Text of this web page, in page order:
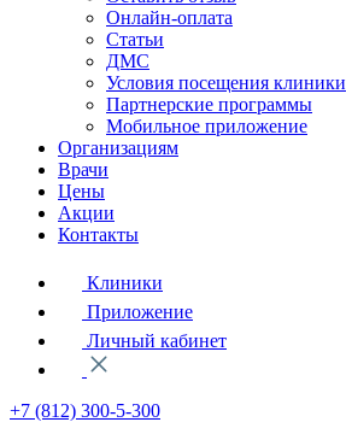
Онлайн-оплата
Статьи
ДМС
Условия посещения клиники
Партнерские программы
Мобильное приложение
Организациям
Врачи
Цены
Акции
Контакты
Клиники
Приложение
Личный кабинет
+7 (812) 300-5-300